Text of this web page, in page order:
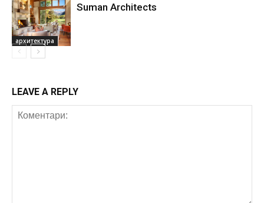
архитектура
Suman Architects
LEAVE A REPLY